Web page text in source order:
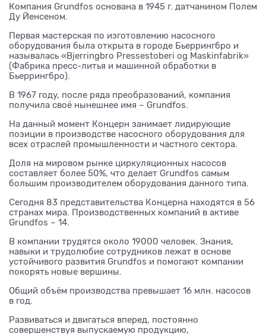
Компания Grundfos основана в 1945 г. датчанином Полем
Ду Йенсеном.
Первая мастерская по изготовлению насосного
оборудования была открыта в городе Бьеррингбро и
называлась «Bjerringbro Pressestoberi og Maskinfabrik»
(Фабрика пресс-литья и машинной обработки в
Бьеррингбро).
В 1967 году, после ряда преобразований, компания
получила своё нынешнее имя – Grundfos.
На данный момент Концерн занимает лидирующие
позиции в производстве насосного оборудования для
всех отраслей промышленности и частного сектора.
Доля на мировом рынке циркуляционных насосов
составляет более 50%, что делает Grundfos самым
большим производителем оборудования данного типа.
Сегодня 83 представительства Концерна находятся в 56
странах мира. Производственных компаний в активе
Grundfos – 14.
В компании трудятся около 19000 человек. Знания,
навыки и трудолюбие сотрудников лежат в основе
устойчивого развития Grundfos и помогают компании
покорять новые вершины.
Общий объём производства превышает 16 млн. насосов
в год.
Развиваться и двигаться вперед, постоянно
совершенствуя выпускаемую продукцию,